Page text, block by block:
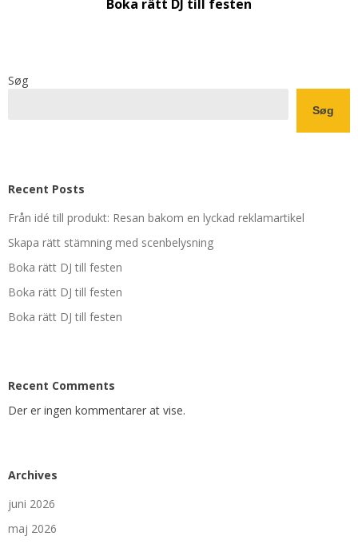
Boka rätt DJ till festen
Søg
Søg
Recent Posts
Från idé till produkt: Resan bakom en lyckad reklamartikel
Skapa rätt stämning med scenbelysning
Boka rätt DJ till festen
Boka rätt DJ till festen
Boka rätt DJ till festen
Recent Comments
Der er ingen kommentarer at vise.
Archives
juni 2026
maj 2026